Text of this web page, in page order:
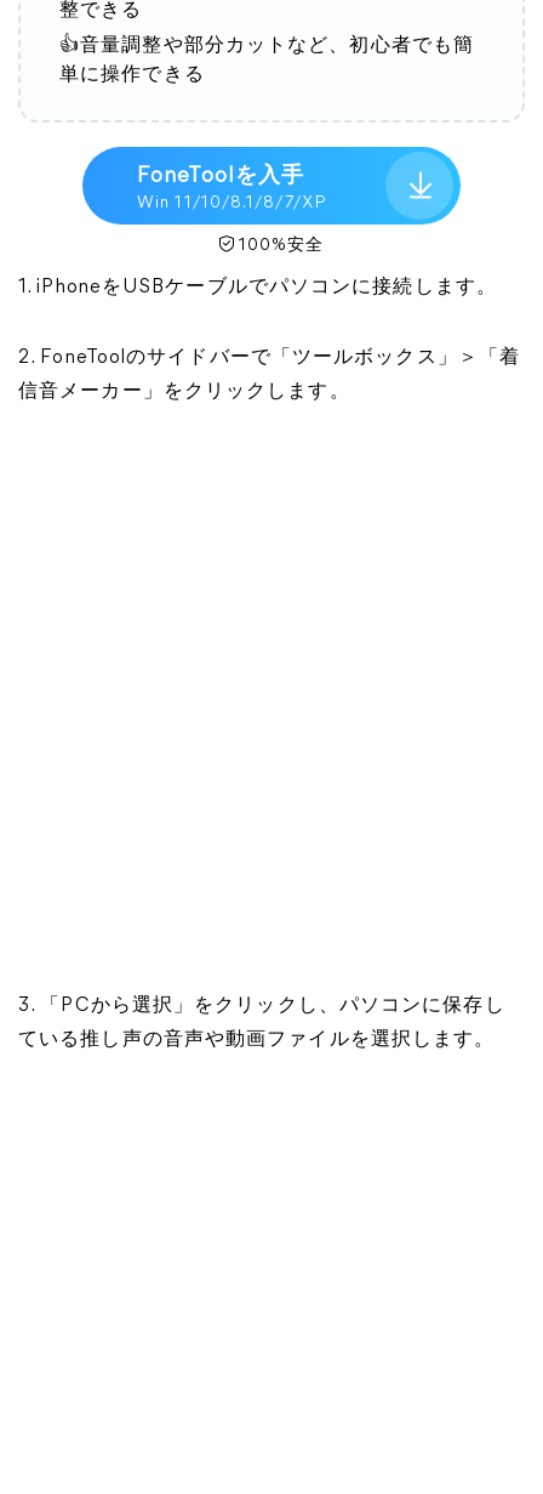
整できる
👍音量調整や部分カットなど、初心者でも簡
単に操作できる
FoneToolを入手
Win 11/10/8.1/8/7/XP
100%安全
1. iPhoneをUSBケーブルでパソコンに接続します。
2. FoneToolのサイドバーで「ツールボックス」＞「着
信音メーカー」をクリックします。
3. 「PCから選択」をクリックし、パソコンに保存し
ている推し声の音声や動画ファイルを選択します。